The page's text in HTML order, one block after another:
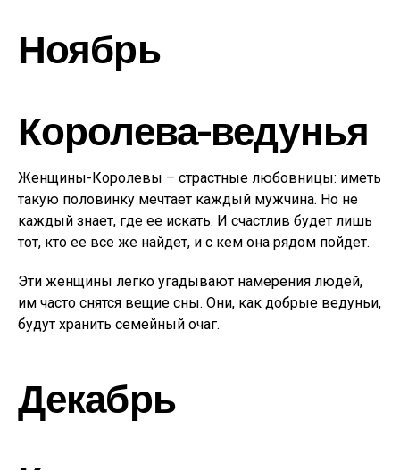
Ноябрь
Королева-ведунья
Женщины-Королевы – страстные любовницы: иметь
такую половинку мечтает каждый мужчина. Но не
каждый знает, где ее искать. И счастлив будет лишь
тот, кто ее все же найдет, и с кем она рядом пойдет.
Эти женщины легко угадывают намерения людей,
им часто снятся вещие сны. Они, как добрые ведуньи,
будут хранить семейный очаг.
Декабрь